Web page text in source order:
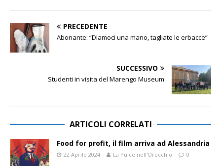
PRECEDENTE
Abonante: “Diamoci una mano, tagliate le erbacce”
SUCCESSIVO
Studenti in visita del Marengo Museum
ARTICOLI CORRELATI
Food for profit, il film arriva ad Alessandria
22 Aprile 2024 La Pulce nell'Orecchio 0